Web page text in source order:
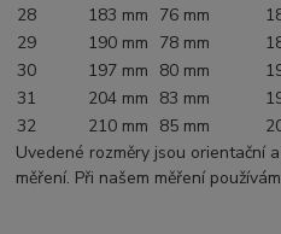
28 183 mm 76 mm
29
190 mm 78 mm
30
197 mm 80 mm
31
204 mm 83 mm
32
210 mm 85 mm
Uvedené rozměry jsou orientační
měření. Při našem měření